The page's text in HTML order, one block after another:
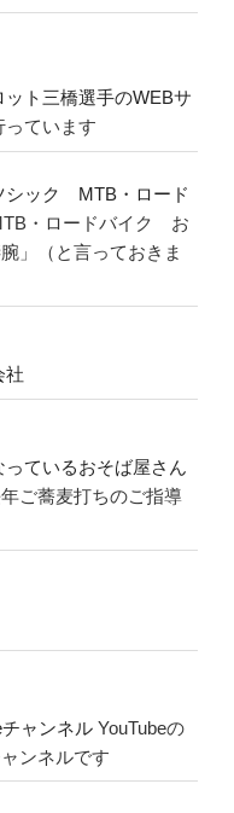
ット三橋選手のWEBサ
っています
シック MTB・ロード
・ロードバイク お
」（と言っておきま
社
ているおそば屋さん
ご蕎麦打ちのご指導
ャンネル YouTubeの
ンネルです